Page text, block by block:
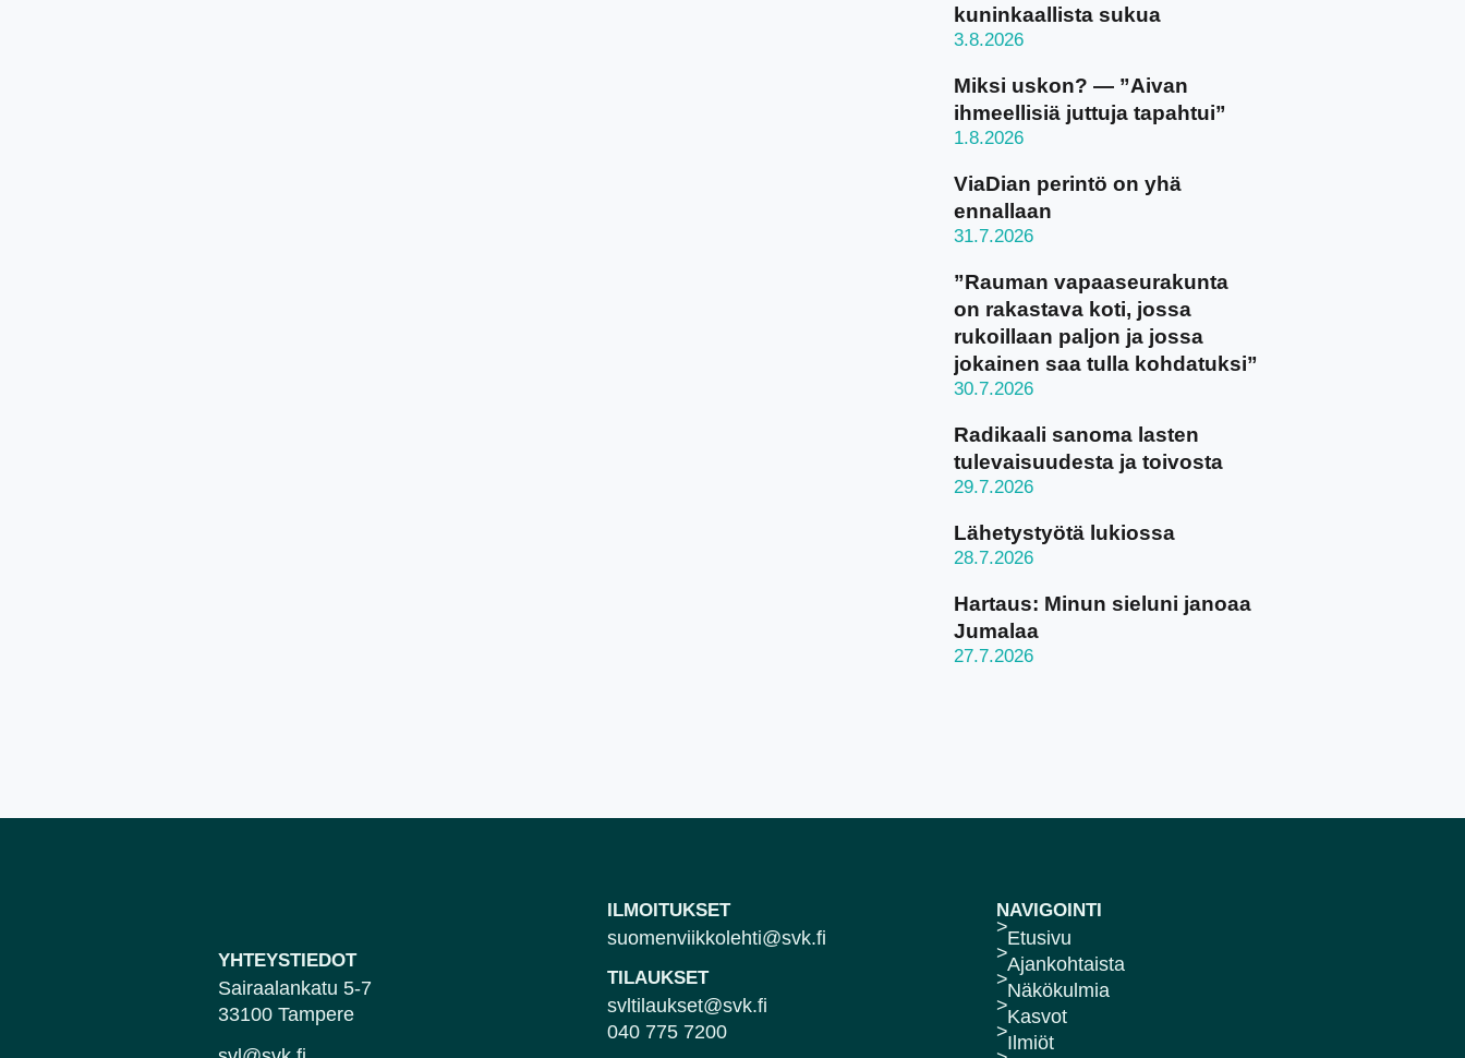
kuninkaallista sukua
3.8.2026
Miksi uskon? — ”Aivan
ihmeellisiä juttuja tapahtui”
1.8.2026
ViaDian perintö on yhä
ennallaan
31.7.2026
”Rauman vapaaseurakunta
on rakastava koti, jossa
rukoillaan paljon ja jossa
jokainen saa tulla kohdatuksi”
30.7.2026
Radikaali sanoma lasten
tulevaisuudesta ja toivosta
29.7.2026
Lähetystyötä lukiossa
28.7.2026
Hartaus: Minun sieluni janoaa
Jumalaa
27.7.2026
YHTEYSTIEDOT
Sairaalankatu 5-7
33100 Tampere
ILMOITUKSET
suomenviikkolehti@svk.fi
TILAUKSET
svltilaukset@svk.fi
040 775 7200
NAVIGOINTI
Etusivu
Ajankohtaista
Näkökulmia
Kasvot
Ilmiöt